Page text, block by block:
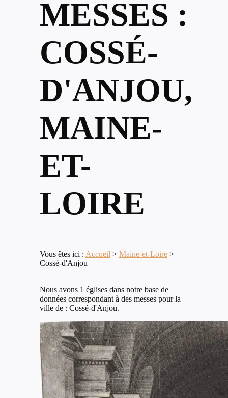
MESSES :
COSSÉ-
D'ANJOU,
MAINE-
ET-
LOIRE
Vous êtes ici : Accueil > Maine-et-Loire >
Cossé-d'Anjou
Nous avons 1 églises dans notre base de
données correspondant à des messes pour la
ville de : Cossé-d'Anjou.